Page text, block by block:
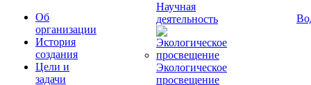
Об
организации
История
создания
Цели и
задачи
Научная
деятельность
Экологическое
просвещение